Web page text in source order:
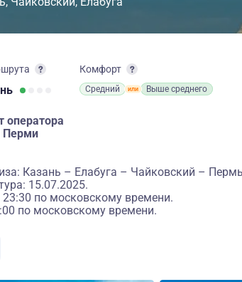
Комфорт
Средний Выше среднего
оператора
Перми
Казань – Елабуга – Чайковский –
15.07.2025.
23:30 по московскому времени.
по московскому времени.